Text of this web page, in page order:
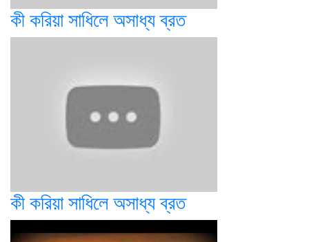
কী করিয়া সাধিলে অসাধ্য ব্রত
কী করিয়া সাধিলে অসাধ্য ব্রত